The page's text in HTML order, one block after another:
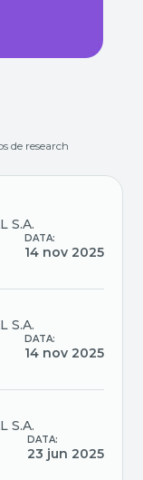
de research
S.A.
DATA:
14 nov 2025
S.A.
DATA:
14 nov 2025
S.A.
DATA:
23 jun 2025